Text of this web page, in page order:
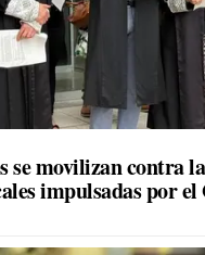
se movilizan contra
impulsadas por